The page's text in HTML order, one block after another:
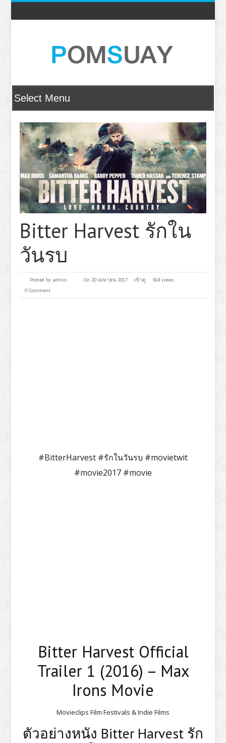
Bitter Harvest รักใน
วันรบ
Posted by admin On 20 เมษายน 2017 เข้าดู
368 views
0 Comment
#BitterHarvest #รักในวันรบ #movietwit
#movie2017 #movie
Bitter Harvest Official
Trailer 1 (2016) – Max
Irons Movie
Movieclips Film Festivals & Indie Films
ตัวอย่างหนัง Bitter Harvest รัก